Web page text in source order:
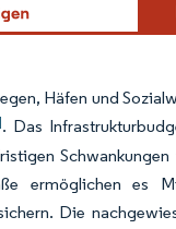
Häfen und
. Das
ermöglichen es
Die